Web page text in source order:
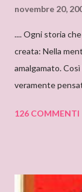
novembre 20,
.... Ogni storia
creata: Nella
amalgamato.
veramente
RAYBOURN
molto
126 COMMENTI